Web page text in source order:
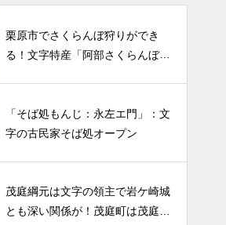
栗原市でさくらんぼ狩りができ
る！文字特産「阿部さくらんぼ農
「そば処もんじ：永左エ門」：文
字の古民家そば処オープン
茂庭綱元は文字の領主で岩ケ崎城
とも深い関係が！茂庭町は茂庭氏